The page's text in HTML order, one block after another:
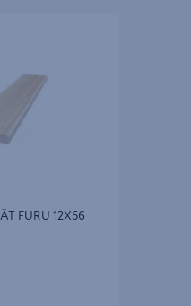
FURU 12X56